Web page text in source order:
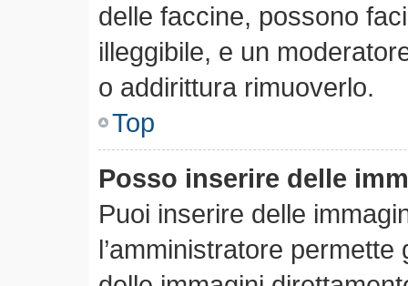
delle faccine, possono
illeggibile, e un
o addirittura rimuoverlo.
Top
Posso inserire delle
Puoi inserire delle
l’amministratore